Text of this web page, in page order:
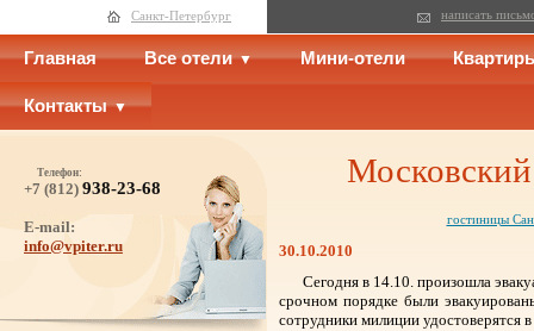
Санкт-Петербург написать
Главная Все отели Мини-отели
Контакты
Телефон:
+7 (812) 938-23-68
E-mail:
info@vpiter.ru
Московский
гостиницы
30.10.2010
Сегодня в 14.10. произошла
срочном порядке были
сотрудники милиции удостоверятся